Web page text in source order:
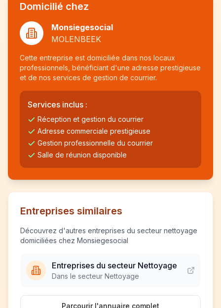
Domicilié chez
Monsiegesocial
MOLENBEEK
Cette entreprise est domiciliée dans nos locaux
professionnels, bénéficiant d'une adresse prestigieuse
et de nos services de gestion de courrier.
Services inclus :
Réception et gestion du courrier
Adresse commerciale prestigieuse
Gestion professionnelle du courrier
Salle de réunion disponible
Entreprises similaires
Découvrez d'autres entreprises du secteur nettoyage
domiciliées chez Monsiegesocial
Entreprises du secteur Nettoyage
Dans le secteur Nettoyage
Parcourir l'annuaire complet